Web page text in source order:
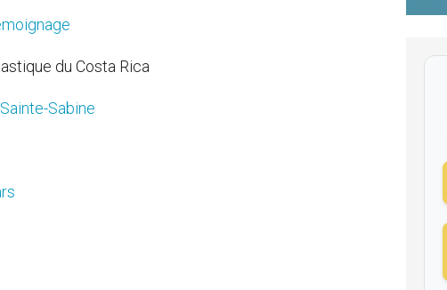
du Costa Rica
Sabine